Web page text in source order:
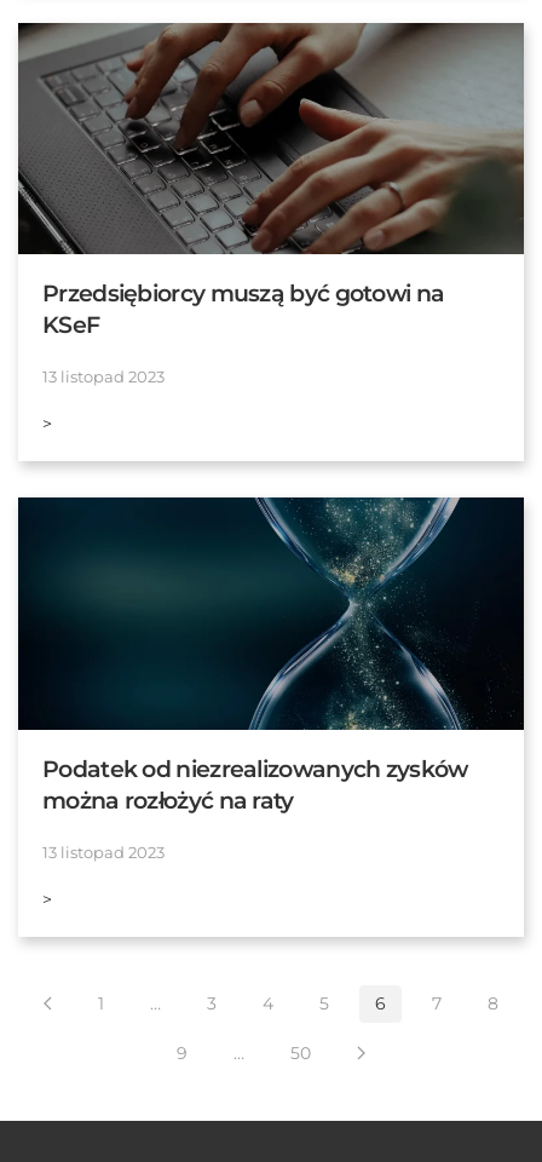
Przedsiębiorcy muszą być gotowi na
KSeF
13 listopad 2023
>
Podatek od niezrealizowanych zysków
można rozłożyć na raty
13 listopad 2023
>
1 … 3 4 5 6 7 8
9 … 50